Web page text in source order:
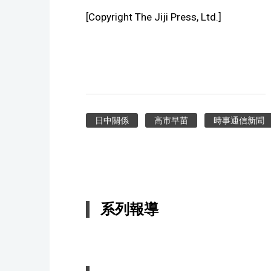
[Copyright The Jiji Press, Ltd.]
日中關係 高市早苗 時事通信新聞
系列報導